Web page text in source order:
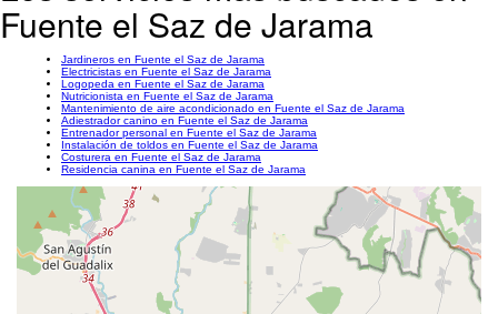
Fuente el Saz de Jarama
Jardineros en Fuente el Saz de Jarama
Electricistas en Fuente el Saz de Jarama
Logopeda en Fuente el Saz de Jarama
Nutricionista en Fuente el Saz de Jarama
Mantenimiento de aire acondicionado en Fuente el Saz de Jarama
Adiestrador canino en Fuente el Saz de Jarama
Entrenador personal en Fuente el Saz de Jarama
Instalación de toldos en Fuente el Saz de Jarama
Costurera en Fuente el Saz de Jarama
Residencia canina en Fuente el Saz de Jarama